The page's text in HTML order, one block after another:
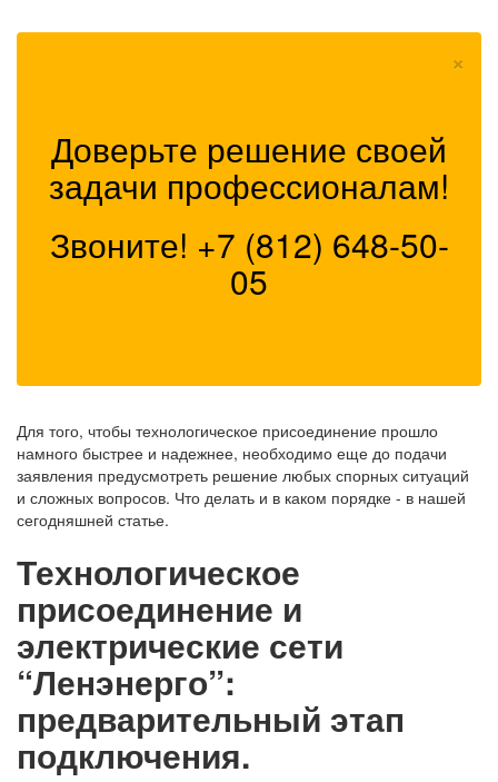
×
Доверьте решение своей
задачи профессионалам!
Звоните! +7 (812) 648-50-
05
Для того, чтобы технологическое присоединение прошло
намного быстрее и надежнее, необходимо еще до подачи
заявления предусмотреть решение любых спорных ситуаций
и сложных вопросов. Что делать и в каком порядке - в нашей
сегодняшней статье.
Технологическое
присоединение и
электрические сети
“Ленэнерго”:
предварительный этап
подключения.